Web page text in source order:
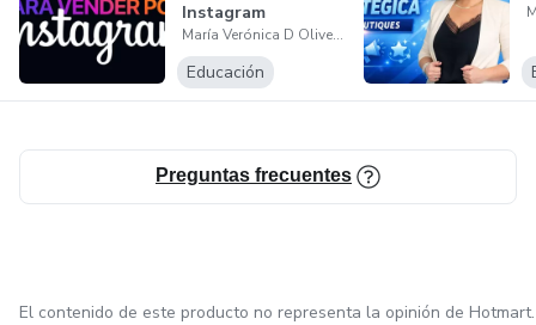
Instagram
María Verónica D Oliveira Flores Martinez
Educación
Preguntas frecuentes
El contenido de este producto no representa la opinión de Hotmart.